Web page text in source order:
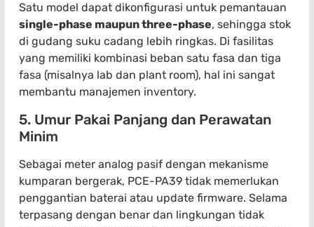
Satu model dapat dikonfigurasi untuk pemantauan
single-phase maupun three-phase, sehingga stok
di gudang suku cadang lebih ringkas. Di fasilitas
yang memiliki kombinasi beban satu fasa dan tiga
fasa (misalnya lab dan plant room), hal ini sangat
membantu manajemen inventory.
5. Umur Pakai Panjang dan Perawatan
Minim
Sebagai meter analog pasif dengan mekanisme
kumparan bergerak, PCE-PA39 tidak memerlukan
penggantian baterai atau update firmware. Selama
terpasang dengan benar dan lingkungan tidak